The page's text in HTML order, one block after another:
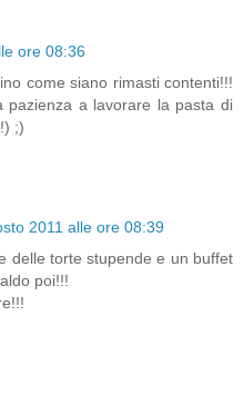
ore 08:36
come siano rimasti contenti!!!
pazienza a lavorare la pasta di
;)
2011 alle ore 08:39
delle torte stupende e un buffet
poi!!!